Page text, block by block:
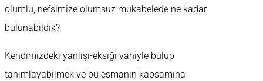
olumlu, nefsimize olumsuz mukabelede ne kadar
bulunabildik?
Kendimizdeki yanlışı-eksiği vahiyle bulup
tanımlayabilmek ve bu esmanın kapsamına